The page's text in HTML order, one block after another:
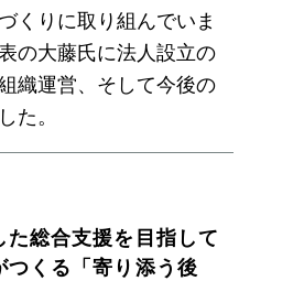
くりに取り組んでいま
の大藤氏に法人設立の
織運営、そして今後の
た。
総合支援を目指して
つくる「寄り添う後